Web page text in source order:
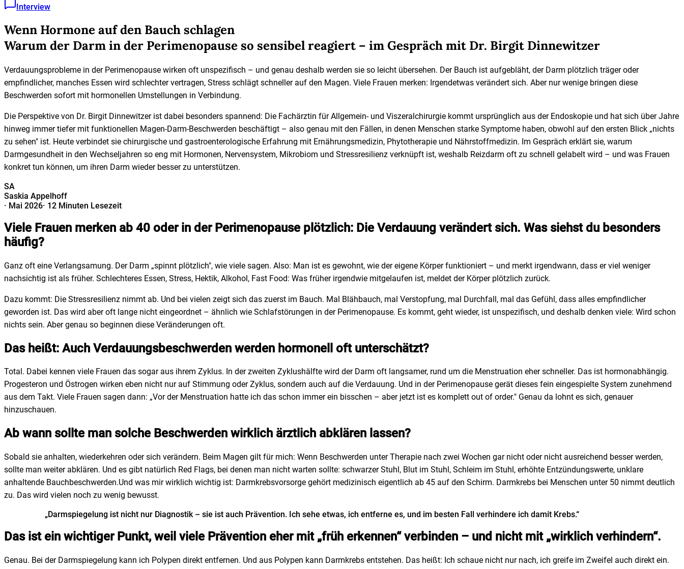
Interview
Wenn Hormone auf den Bauch schlagen
Warum der Darm in der Perimenopause so sensibel reagiert – im Gespräch mit Dr. Birgit Dinnewitzer
Verdauungsprobleme in der Perimenopause wirken oft unspezifisch – und genau deshalb werden sie so leicht übersehen. Der Bauch ist aufgebläht, der Darm plötzlich träger oder
empfindlicher, manches Essen wird schlechter vertragen, Stress schlägt schneller auf den Magen. Viele Frauen merken: Irgendetwas verändert sich. Aber nur wenige bringen diese
Beschwerden sofort mit hormonellen Umstellungen in Verbindung.
Die Perspektive von Dr. Birgit Dinnewitzer ist dabei besonders spannend: Die Fachärztin für Allgemein- und Viszeralchirurgie kommt ursprünglich aus der Endoskopie und hat sich über Jahre
hinweg immer tiefer mit funktionellen Magen-Darm-Beschwerden beschäftigt – also genau mit den Fällen, in denen Menschen starke Symptome haben, obwohl auf den ersten Blick „nichts
zu sehen" ist. Heute verbindet sie chirurgische und gastroenterologische Erfahrung mit Ernährungsmedizin, Phytotherapie und Nährstoffmedizin. Im Gespräch erklärt sie, warum
Darmgesundheit in den Wechseljahren so eng mit Hormonen, Nervensystem, Mikrobiom und Stressresilienz verknüpft ist, weshalb Reizdarm oft zu schnell gelabelt wird – und was Frauen
konkret tun können, um ihren Darm wieder besser zu unterstützen.
SA
Saskia Appelhoff
· Mai 2026· 12 Minuten Lesezeit
Viele Frauen merken ab 40 oder in der Perimenopause plötzlich: Die Verdauung verändert sich. Was siehst du besonders
häufig?
Ganz oft eine Verlangsamung. Der Darm „spinnt plötzlich", wie viele sagen. Also: Man ist es gewohnt, wie der eigene Körper funktioniert – und merkt irgendwann, dass er viel weniger
nachsichtig ist als früher. Schlechteres Essen, Stress, Hektik, Alkohol, Fast Food: Was früher irgendwie mitgelaufen ist, meldet der Körper plötzlich zurück.
Dazu kommt: Die Stressresilienz nimmt ab. Und bei vielen zeigt sich das zuerst im Bauch. Mal Blähbauch, mal Verstopfung, mal Durchfall, mal das Gefühl, dass alles empfindlicher
geworden ist. Das wird aber oft lange nicht eingeordnet – ähnlich wie Schlafstörungen in der Perimenopause. Es kommt, geht wieder, ist unspezifisch, und deshalb denken viele: Wird schon
nichts sein. Aber genau so beginnen diese Veränderungen oft.
Das heißt: Auch Verdauungsbeschwerden werden hormonell oft unterschätzt?
Total. Dabei kennen viele Frauen das sogar aus ihrem Zyklus. In der zweiten Zyklushälfte wird der Darm oft langsamer, rund um die Menstruation eher schneller. Das ist hormonabhängig.
Progesteron und Östrogen wirken eben nicht nur auf Stimmung oder Zyklus, sondern auch auf die Verdauung. Und in der Perimenopause gerät dieses fein eingespielte System zunehmend
aus dem Takt. Viele Frauen sagen dann: „Vor der Menstruation hatte ich das schon immer ein bisschen – aber jetzt ist es komplett out of order." Genau da lohnt es sich, genauer
hinzuschauen.
Ab wann sollte man solche Beschwerden wirklich ärztlich abklären lassen?
Sobald sie anhalten, wiederkehren oder sich verändern. Beim Magen gilt für mich: Wenn Beschwerden unter Therapie nach zwei Wochen gar nicht oder nicht ausreichend besser werden,
sollte man weiter abklären. Und es gibt natürlich Red Flags, bei denen man nicht warten sollte: schwarzer Stuhl, Blut im Stuhl, Schleim im Stuhl, erhöhte Entzündungswerte, unklare
anhaltende Bauchbeschwerden.Und was mir wirklich wichtig ist: Darmkrebsvorsorge gehört medizinisch eigentlich ab 45 auf den Schirm. Darmkrebs bei Menschen unter 50 nimmt deutlich
zu. Das wird vielen noch zu wenig bewusst.
„Darmspiegelung ist nicht nur Diagnostik – sie ist auch Prävention. Ich sehe etwas, ich entferne es, und im besten Fall verhindere ich damit Krebs.“
Das ist ein wichtiger Punkt, weil viele Prävention eher mit „früh erkennen“ verbinden – und nicht mit „wirklich verhindern“.
Genau. Bei der Darmspiegelung kann ich Polypen direkt entfernen. Und aus Polypen kann Darmkrebs entstehen. Das heißt: Ich schaue nicht nur nach, ich greife im Zweifel auch direkt ein.